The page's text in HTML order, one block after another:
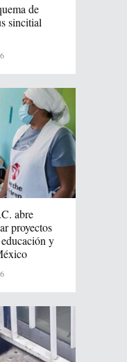
de
sincitial
abre
proyectos
y